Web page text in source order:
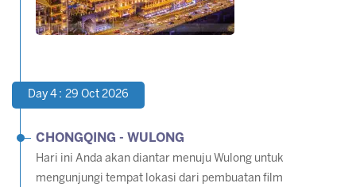
Day 4 : 29 Oct 2026
CHONGQING - WULONG
Hari ini Anda akan diantar menuju Wulong untuk
mengunjungi tempat lokasi dari pembuatan film